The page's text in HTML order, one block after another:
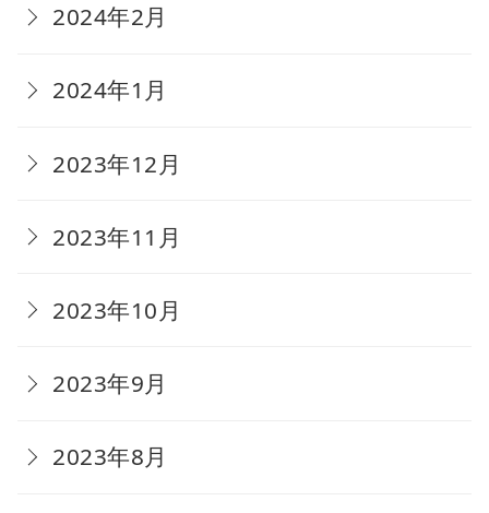
2024年2月
2024年1月
2023年12月
2023年11月
2023年10月
2023年9月
2023年8月